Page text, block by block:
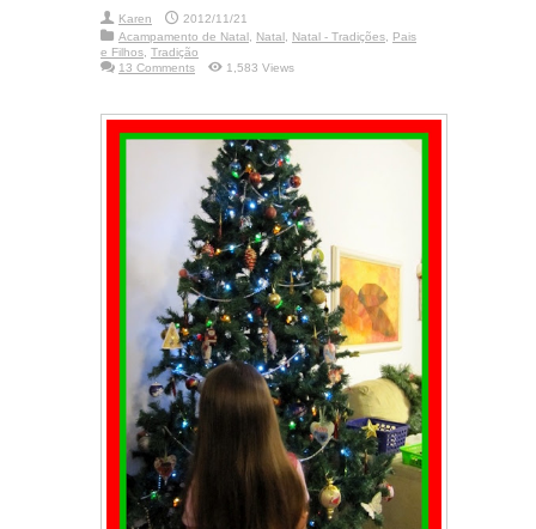
Karen
2012/11/21
Acampamento de Natal , Natal , Natal - Tradições, Pais
e Filhos, Tradição
13 Comments
1,583 Views